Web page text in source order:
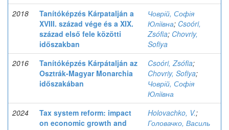
2018
Tanítóképzés Kárpatalján a
XVIII. század vége és a XIX.
század első fele közötti
időszakban
Човрій, Софія
Юліївна; Csoóri,
Zsófia; Chovriy,
Sofiya
2016
Tanítóképzés Kárpátalján az
Osztrák-Magyar Monarchia
időszakában
Csoóri, Zsófia;
Chovriy, Sofiya;
Човрій, Софія
Юліївна
2024
Tax system reform: impact
on economic growth and
Holovachko, V.;
Головачко, Василь